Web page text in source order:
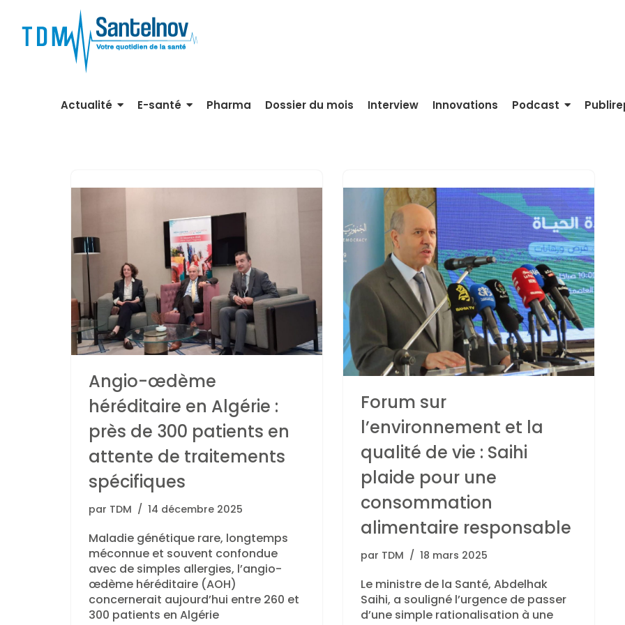
Actualité E-santé Pharma Dossier du mois Interview Innovations Podcast
Angio-œdème
héréditaire en Algérie :
près de 300 patients en
attente de traitements
spécifiques
par TDM 14 décembre 2025
Maladie génétique rare, longtemps
méconnue et souvent confondue
avec de simples allergies, l’angio-
œdème héréditaire (AOH)
concernerait aujourd’hui entre 260 et
300 patients en Algérie
Forum sur
l’environnement et la
qualité de vie : Saihi
plaide pour une
consommation
alimentaire responsable
par TDM 18 mars 2025
Le ministre de la Santé, Abdelhak
Saihi, a souligné l’urgence de passer
d’une simple rationalisation à une